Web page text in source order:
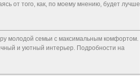
от того, как, по моему мнению, будет лучше
молодой семьи с максимальным комфортом.
и уютный интерьер. Подробности на